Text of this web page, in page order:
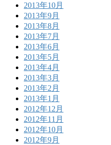
2013年10月
2013年9月
2013年8月
2013年7月
2013年6月
2013年5月
2013年4月
2013年3月
2013年2月
2013年1月
2012年12月
2012年11月
2012年10月
2012年9月